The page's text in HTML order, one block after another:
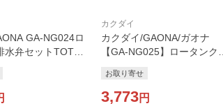
GA-NG024ロ
水弁セットTOTO
カクダイ
カクダイ/GAONA/ガオナ
【GA-NG025】ロータンク排
TO用 38ミリ これエエやん
〔▽〕
お取り寄せ
3,773円